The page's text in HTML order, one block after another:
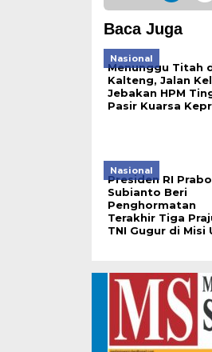
Baca Juga
Nasional
Menunggu Titah
Kalteng, Jalan
Jebakan HPM
Pasir Kuarsa
Nasional
Presiden RI
Subianto Beri
Penghormatan
Terakhir Tiga
TNI Gugur di Misi